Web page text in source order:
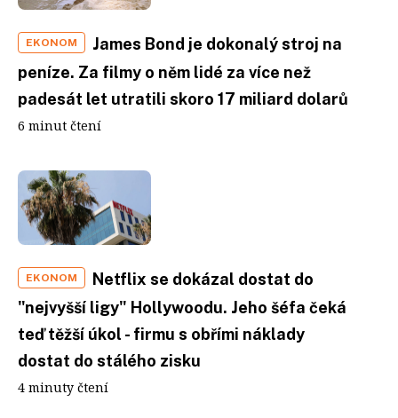
EKONOM
James Bond je dokonalý stroj na
peníze. Za filmy o něm lidé za více než
padesát let utratili skoro 17 miliard dolarů
6 minut čtení
EKONOM
Netflix se dokázal dostat do
"nejvyšší ligy" Hollywoodu. Jeho šéfa čeká
teď těžší úkol - firmu s obřími náklady
dostat do stálého zisku
4 minuty čtení